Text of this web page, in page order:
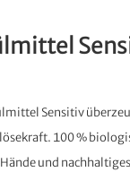
Sensitiv
100 %
und